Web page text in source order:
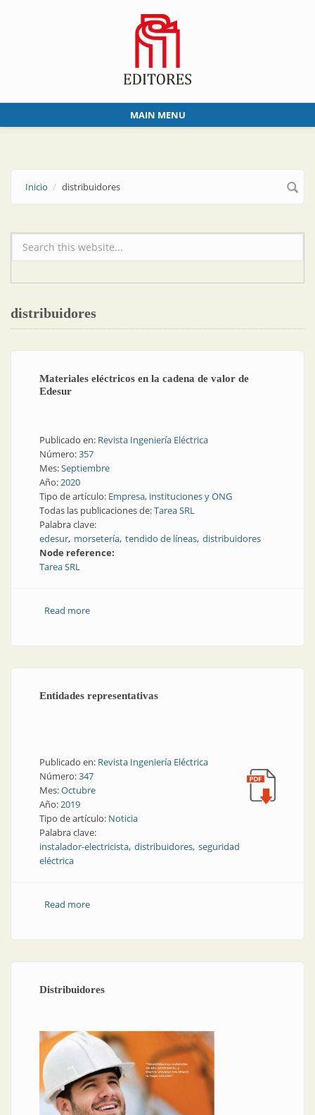
MAIN MENU
Inicio distribuidores
Formulario de búsqueda
distribuidores
Materiales eléctricos en la cadena de valor de
Edesur
Publicado en: Revista Ingeniería Eléctrica
Número:357
Mes:Septiembre
Año:2020
Tipo de artículo: Empresa, instituciones y ONG
Todas las publicaciones de:Tarea SRL
Palabra clave:
edesur morsetería tendido de líneas distribuidores
Node reference:
Tarea SRL
Read moreabout Materiales eléctricos en la cadena de valor de
Entidades representativas
Publicado en: Revista Ingeniería Eléctrica
Número:347
Mes:Octubre
Año:2019
Tipo de artículo: Noticia
Palabra clave:
instalador-electricista distribuidores seguridad
eléctrica
Read moreabout Entidades representativas
Distribuidores